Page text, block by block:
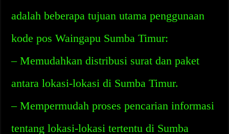
adalah beberapa tujuan utama penggunaan
kode pos Waingapu Sumba Timur:
– Memudahkan distribusi surat dan paket
antara lokasi-lokasi di Sumba Timur.
– Mempermudah proses pencarian informasi
tentang lokasi-lokasi tertentu di Sumba